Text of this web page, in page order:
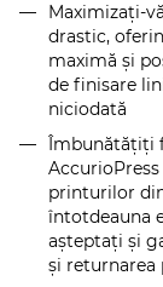
Maximizaţi-
drastic,
maximă şi
de finisare
niciodată
Îmbunătăţiţi
printurilor
întotdeauna
aşteptaţi şi
şi returnarea